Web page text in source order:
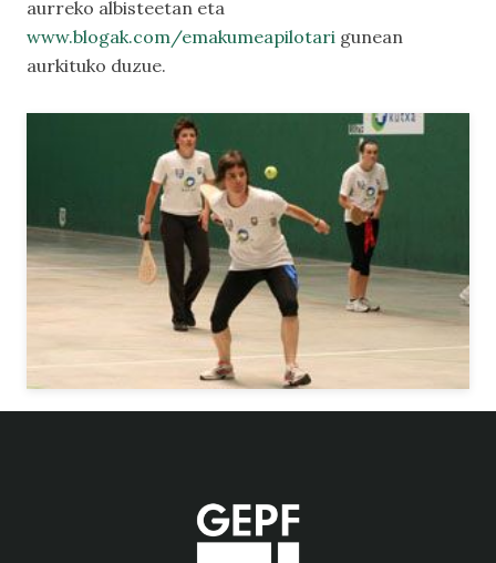
aurreko albisteetan eta
www.blogak.com/emakumeapilotari gunean
aurkituko duzue.